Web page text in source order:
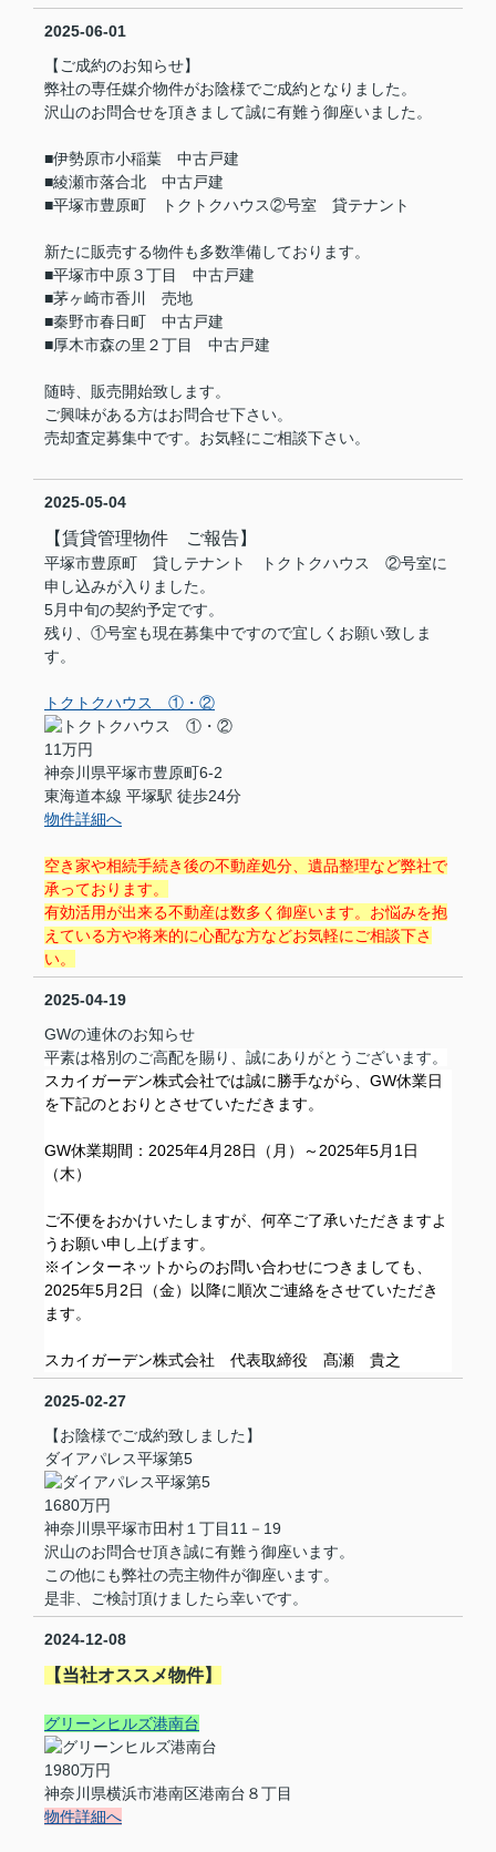
2025-06-01
【ご成約のお知らせ】
弊社の専任媒介物件がお陰様でご成約となりました。
沢山のお問合せを頂きまして誠に有難う御座いました。
■伊勢原市小稲葉 中古戸建
■綾瀬市落合北 中古戸建
■平塚市豊原町 トクトクハウス②号室 貸テナント
新たに販売する物件も多数準備しております。
■平塚市中原３丁目 中古戸建
■茅ヶ崎市香川 売地
■秦野市春日町 中古戸建
■厚木市森の里２丁目 中古戸建
随時、販売開始致します。
ご興味がある方はお問合せ下さい。
売却査定募集中です。お気軽にご相談下さい。
2025-05-04
【賃貸管理物件 ご報告】
平塚市豊原町 貸しテナント トクトクハウス ②号室に
申し込みが入りました。
5月中旬の契約予定です。
残り、①号室も現在募集中ですので宜しくお願い致しま
す。
トクトクハウス ①・②
11万円
神奈川県平塚市豊原町6-2
東海道本線 平塚駅 徒歩24分
物件詳細へ
空き家や相続手続き後の不動産処分、遺品整理など弊社で
承っております。
有効活用が出来る不動産は数多く御座います。お悩みを抱
えている方や将来的に心配な方などお気軽にご相談下さ
い。
2025-04-19
GWの連休のお知らせ
平素は格別のご高配を賜り、誠にありがとうございます。
スカイガーデン株式会社では誠に勝手ながら、GW休業日
を下記のとおりとさせていただきます。
GW休業期間：2025年4月28日（月）～2025年5月1日
（木）
ご不便をおかけいたしますが、何卒ご了承いただきますよ
うお願い申し上げます。
※インターネットからのお問い合わせにつきましても、
2025年5月2日（金）
以降に順次ご連絡をさせていただき
ます。
スカイガーデン株式会社 代表取締役 髙瀬 貴之
2025-02-27
【お陰様でご成約致しました】
ダイアパレス平塚第5
1680万円
神奈川県平塚市田村１丁目11－19
沢山のお問合せ頂き誠に有難う御座います。
この他にも弊社の売主物件が御座います。
是非、ご検討頂けましたら幸いです。
2024-12-08
【当社オススメ物件】
グリーンヒルズ港南台
1980万円
神奈川県横浜市港南区港南台８丁目
物件詳細へ